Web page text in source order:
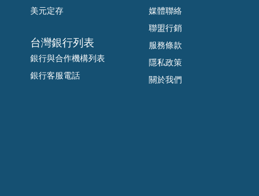
美元定存
台灣銀行列表
銀行與合作機構列表
銀行客服電話
媒體聯絡
聯盟行銷
服務條款
隱私政策
關於我們